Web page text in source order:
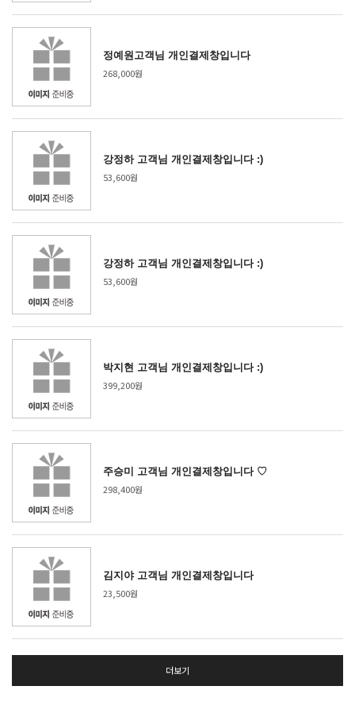
정예원고객님 개인결제창입니다
268,000원
강정하 고객님 개인결제창입니다 :)
53,600원
강정하 고객님 개인결제창입니다 :)
53,600원
박지현 고객님 개인결제창입니다 :)
399,200원
주승미 고객님 개인결제창입니다 ♡
298,400원
김지야 고객님 개인결제창입니다
23,500원
더보기